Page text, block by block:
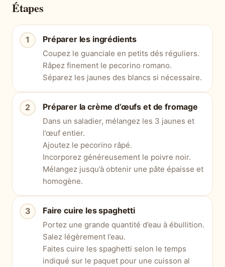
Étapes
Préparer les ingrédients
Coupez le guanciale en petits dés réguliers.
Râpez finement le pecorino romano.
Séparez les jaunes des blancs si nécessaire.
Préparer la crème d’œufs et de fromage
Dans un saladier, mélangez les 3 jaunes et
l’œuf entier.
Ajoutez le pecorino râpé.
Incorporez généreusement le poivre noir.
Mélangez jusqu’à obtenir une pâte épaisse et
homogène.
Faire cuire les spaghetti
Portez une grande quantité d’eau à ébullition.
Salez légèrement l’eau.
Faites cuire les spaghetti selon le temps
indiqué sur le paquet pour une cuisson al